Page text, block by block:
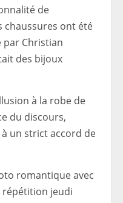
de
chaussures ont été
par Christian
des bijoux
à la robe de
du discours,
un strict accord de